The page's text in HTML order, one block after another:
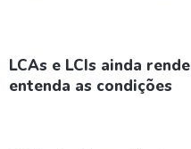
LCAs e LCIs ainda
entenda as condições